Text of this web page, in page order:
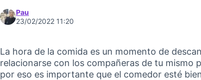
Pau
23/02/2022 11:20
La hora de la comida es un momento de
relacionarse con los compañeras de tu mismo
por eso es importante que el comedor esté